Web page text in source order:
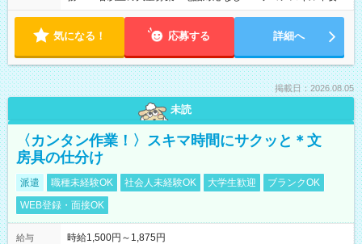
気になる！ 応募する 詳細へ
掲載日：2026.08.05
未読
〈カンタン作業！〉スキマ時間にサクッと＊文
房具の仕分け
派遣 職種未経験OK 社会人未経験OK 大学生歓迎
ブランクOK
WEB登録・面接OK
給与
時給1,500円～1,875円